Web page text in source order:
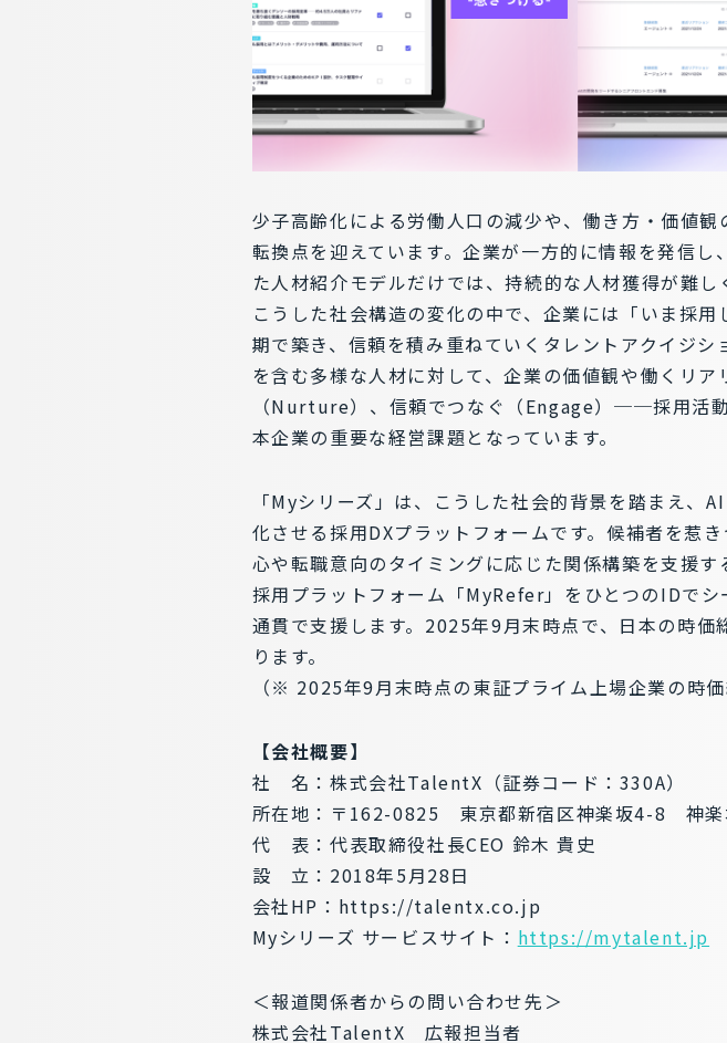
少子高齢化による労働人口の減少や、働き方・価値
転換点を迎えています。企業が一方的に情報を発信
た人材紹介モデルだけでは、持続的な人材獲得が難し
こうした社会構造の変化の中で、企業には「いま採
期で築き、信頼を積み重ねていくタレントアクイジ
を含む多様な人材に対して、企業の価値観や働くリ
（Nurture）、信頼でつなぐ（Engage）──採用活
本企業の重要な経営課題となっています。
「Myシリーズ」は、こうした社会的背景を踏まえ、
化させる採用DXプラットフォームです。候補者を惹
心や転職意向のタイミングに応じた関係構築を支援
採用プラットフォーム「MyRefer」をひとつのIDで
通貫で支援します。2025年9月末時点で、日本の時
ります。
（※ 2025年9月末時点の東証プライム上場企業の時
【会社概要】
社 名：株式会社TalentX（証券コード：330A）
所在地：〒162-0825 東京都新宿区神楽坂4-8 神楽
代 表：代表取締役社長CEO 鈴木 貴史
設 立：2018年5月28日
会社HP： https://talentx.co.jp
Myシリーズ サービスサイト： https://mytalent.jp
＜報道関係者からの問い合わせ先＞
株式会社TalentX 広報担当者